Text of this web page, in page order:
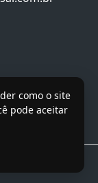
como o site
pode aceitar